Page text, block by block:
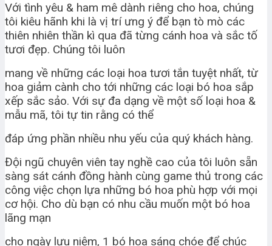
Với tình yêu & ham mê dành riêng cho hoa, chúng
tôi kiêu hãnh khi là vị trí ưng ý để bạn tò mò các
thiên nhiên thần kì qua đã từng cánh hoa và sắc tố
tươi đẹp. Chúng tôi luôn
mang về những các loại hoa tươi tắn tuyệt nhất, từ
hoa giảm cành cho tới những các loại bó hoa sắp
xếp sắc sảo. Với sự đa dạng về một số loại hoa &
mẫu mã, tôi tự tin rằng có thể
đáp ứng phần nhiều nhu yếu của quý khách hàng.
Đội ngũ chuyên viên tay nghề cao của tôi luôn sẵn
sàng sát cánh đồng hành cùng game thủ trong các
công việc chọn lựa những bó hoa phù hợp với mọi
cơ hội. Cho dù bạn có nhu cầu muốn một bó hoa
lãng mạn
cho ngày lưu niệm, 1 bó hoa sáng chóe để chúc